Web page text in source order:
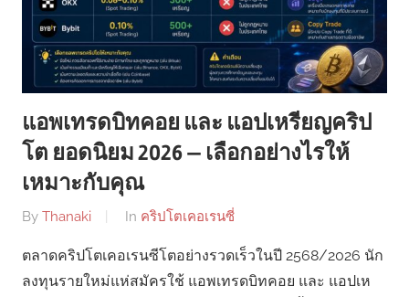
แอพเทรดบิทคอย และ แอปเหรียญคริป
โต ยอดนิยม 2026 — เลือกอย่างไรให้
เหมาะกับคุณ
By Thanaki In คริปโตเคอเรนซี่
ตลาดคริปโตเคอเรนซีโตอย่างรวดเร็วในปี 2568/2026 นัก
ลงทุนรายใหม่แห่สมัครใช้ แอพเทรดบิทคอย และ แอปเห